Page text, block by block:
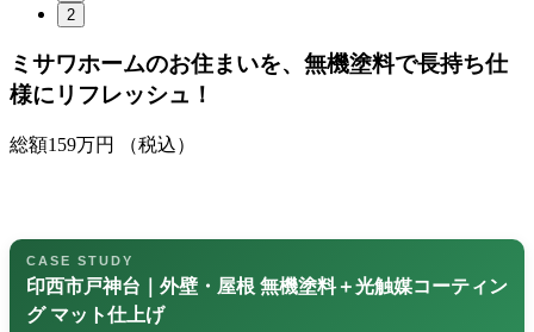
2
ミサワホームのお住まいを、無機塗料で長持ち仕
様にリフレッシュ！
総額159万円 （税込）
CASE STUDY
印西市戸神台｜外壁・屋根 無機塗料＋光触媒コーティン
グ マット仕上げ